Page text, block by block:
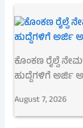
ಕೊಂಕಣ ರೈಲ್ವೆ
ಹುದ್ದೆಗಳಿಗೆ ಅರ್ಜಿ
August 7, 2026